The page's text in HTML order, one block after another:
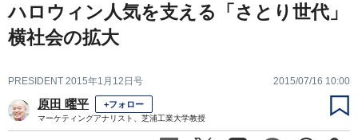
ハロウィン人気を支える「さとり世代」
横社会の拡大
PRESIDENT 2015年1月12日号 2015/07/16 10:00
原田 曜平 +フォロー
マーケティングアナリスト、芝浦工業大学教授